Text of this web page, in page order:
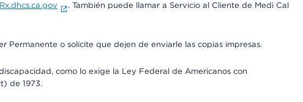
. También puede llamar a Servicio al Cliente de Medi Cal
Permanente o solicite que dejen de enviarle las copias impresas.
como lo exige la Ley Federal de Americanos con
de 1973.